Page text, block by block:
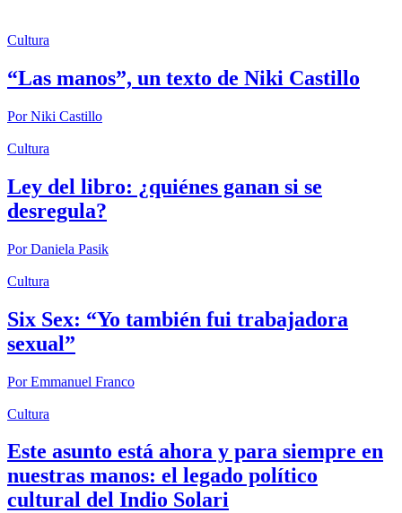
Cultura
“Las manos”, un texto de Niki Castillo
PorNiki Castillo
Cultura
Ley del libro: ¿quiénes ganan si se
desregula?
PorDaniela Pasik
Cultura
Six Sex: “Yo también fui trabajadora
sexual”
PorEmmanuel Franco
Cultura
Este asunto está ahora y para siempre en
nuestras manos: el legado político
cultural del Indio Solari